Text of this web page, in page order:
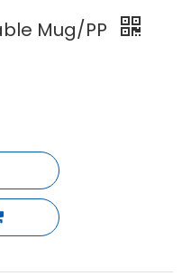
Mug/PP